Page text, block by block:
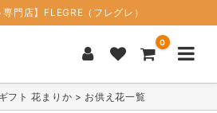
専門店】FLEGRE（フレグレ）
0
フト 花まりか お供え花一覧